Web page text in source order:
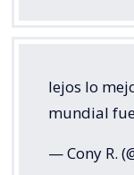
lejos lo
mundial
— Cony R.